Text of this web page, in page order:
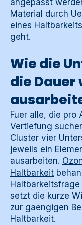
angepasst
Material durch
eines
geht.
Wie die
die Dauer
Fuer alle, die pro
Vertiefung
Cluster vier
jeweils ein
ausarbeiten.
Haltbarkeit
setzt die kurze
zur gaengigen
Haltbarkeit.